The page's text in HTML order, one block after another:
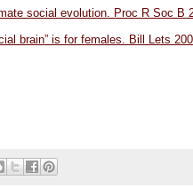
social evolution. Proc R Soc B
brain” is for females. Bill Lets